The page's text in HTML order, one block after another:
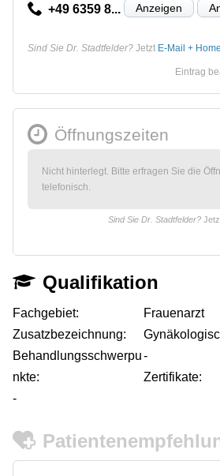
+49 6359 8... Anzeigen
Sind Sie Dr. Stadtfelder? Jetzt E-Mail +
Eintrag
Öffnungszeiten
Nicht hinterlegt. Bitte erfragen Sie die
telefonisch.
Sind Sie Dr. Stadtfelder?
Qualifikation
Fachgebiet:
Frauenarzt
Zusatzbezeichnung:
Behandlungsschwerpu
nkte:
-
Zertifikate:
-